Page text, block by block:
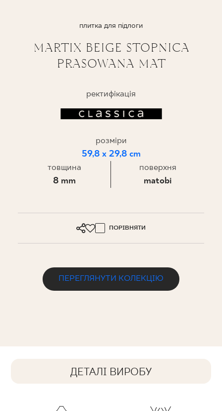
ДЕ КУПИТИ
ПРО НАС
МІЙ ПРОФІЛЬ
КОНТАКТ
PL EN UK RU
плитка для підлоги
MARTIX BEIGE STOPNICA
PRASOWANA MAT
ректифікація
розміри
59,8 x 29,8 cm
товщина
8 mm
поверхня
matobi
ПОРІВНЯТИ
ПЕРЕГЛЯНУТИ КОЛЕКЦІЮ
ДЕТАЛІ ВИРОБУ